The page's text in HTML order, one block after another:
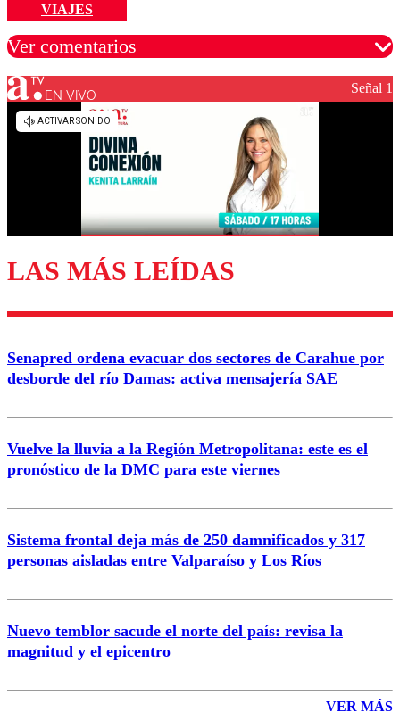
VIAJES
Ver comentarios
Los comentarios son moderados para garantizar un
diálogo respetuoso.
Enviar comentario
EN VIVO Señal 1
LAS MÁS LEÍDAS
Senapred ordena evacuar dos sectores de Carahue por
desborde del río Damas: activa mensajería SAE
Vuelve la lluvia a la Región Metropolitana: este es el
pronóstico de la DMC para este viernes
Sistema frontal deja más de 250 damnificados y 317
personas aisladas entre Valparaíso y Los Ríos
Nuevo temblor sacude el norte del país: revisa la
magnitud y el epicentro
VER MÁS